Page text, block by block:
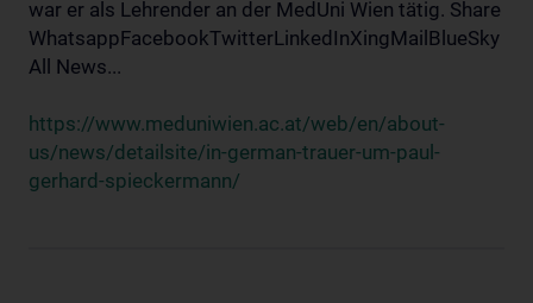
war er als Lehrender an der MedUni Wien tätig. Share
WhatsappFacebookTwitterLinkedInXingMailBlueSky
All News...
https://www.meduniwien.ac.at/web/en/about-
us/news/detailsite/in-german-trauer-um-paul-
gerhard-spieckermann/